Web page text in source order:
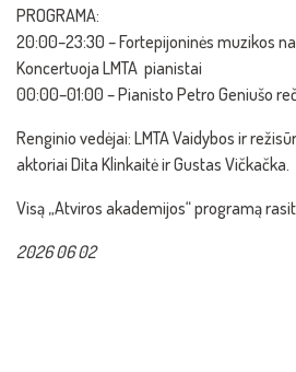
PROGRAMA:
20:00–23:30 – Fortepijoninės muzikos
Koncertuoja LMTA pianistai
00:00–01:00 – Pianisto Petro Geniušo
Renginio vedėjai: LMTA Vaidybos ir
aktoriai Dita Klinkaitė ir Gustas Vičkačka.
Visą „Atviros akademijos“ programą
2026 06 02